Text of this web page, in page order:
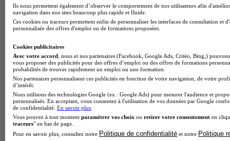
Ils nous permettent également d’observer le comportement de nos utilisateurs afin
navigation dans nos sites beaucoup plus rapide et fluide.
Ces cookies ou traceurs permettent enfin de personnaliser les interfaces de consultation et
personnalisée des offres d'emploi ou de formations proposées.
Cookies publicitaires
Avec votre accord , nous et nos partenaires (Facebook, Google Ads, Critéo, Bing,)
vous proposer des publicités pour des offres d’emploi ou des offres de formations
probabilités de trouver rapidement un emploi ou une formation.
Nos partenaires personnalisent ces publicités en fonction de votre navigation, de votre
d’intérêt.
Nous utilisons des technologies Google (ex : Google Ads) pour mesurer l'audience et
personnalisés. En acceptant, vous consentez à l'utilisation de vos données par Google
de confidentialité. En savoir plus
Vous pouvez à tout moment paramétrer vos choix ou retirer votre consentement en
traceurs" en bas de page.
Pour en savoir plus, consultez notre Politique de confidentialité et notre Politique